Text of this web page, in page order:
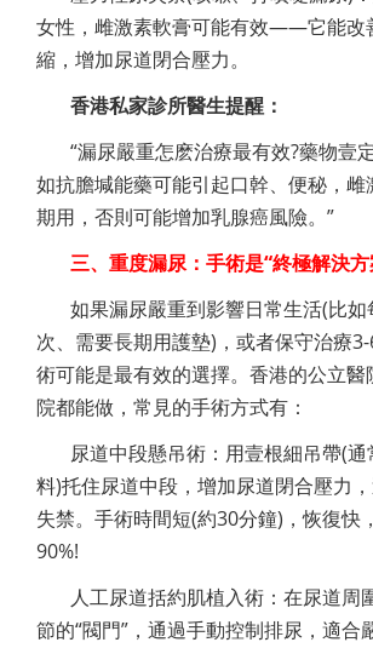
女性，雌激素軟膏可能有效——它能改
縮，增加尿道閉合壓力。
香港私家診所醫生提醒：
“漏尿嚴重怎麽治療最有效?藥物壹
如抗膽堿能藥可能引起口幹、便秘，
期用，否則可能增加乳腺癌風險。”
三、重度漏尿：手術是“終極解決方
如果漏尿嚴重到影響日常生活(比
次、需要長期用護墊)，或者保守治療
術可能是最有效的選擇。香港的公立
院都能做，常見的手術方式有：
尿道中段懸吊術：用壹根細吊帶(
料)托住尿道中段，增加尿道閉合壓力
失禁。手術時間短(約30分鐘)，恢復快
90%!
人工尿道括約肌植入術：在尿道周
節的“閥門”，通過手動控制排尿，適合